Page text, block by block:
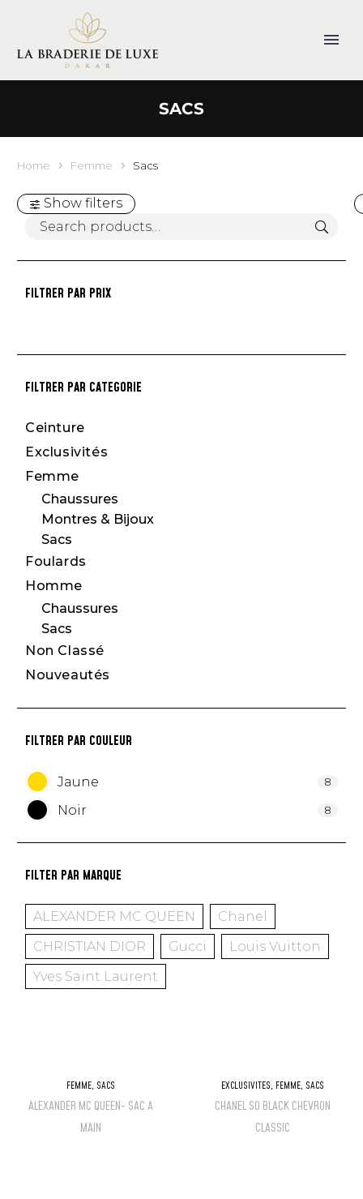
SACS
Home Femme Sacs
Show filters
FILTRER PAR PRIX
FILTRER PAR CATEGORIE
Ceinture
Exclusivités
Femme
Chaussures
Montres & Bijoux
Sacs
Foulards
Homme
Chaussures
Sacs
Non Classé
Nouveautés
FILTRER PAR COULEUR
Jaune 8
Noir 8
FILTER PAR MARQUE
ALEXANDER MC QUEEN
Chanel
CHRISTIAN DIOR
Gucci
Louis Vuitton
Yves Saint Laurent
FEMME, SACS
ALEXANDER MC QUEEN- SAC A
MAIN
EXCLUSIVITÉS, FEMME, SACS
CHANEL SO BLACK CHEVRON
CLASSIC